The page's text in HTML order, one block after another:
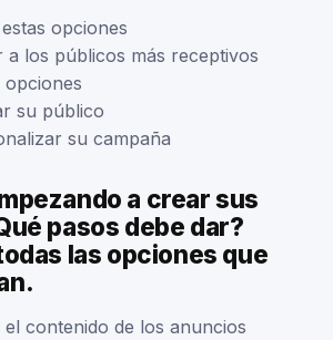
opciones
a los públicos más receptivos
opciones
su público
su campaña
a crear sus
pasos debe dar?
las opciones que
contenido de los anuncios